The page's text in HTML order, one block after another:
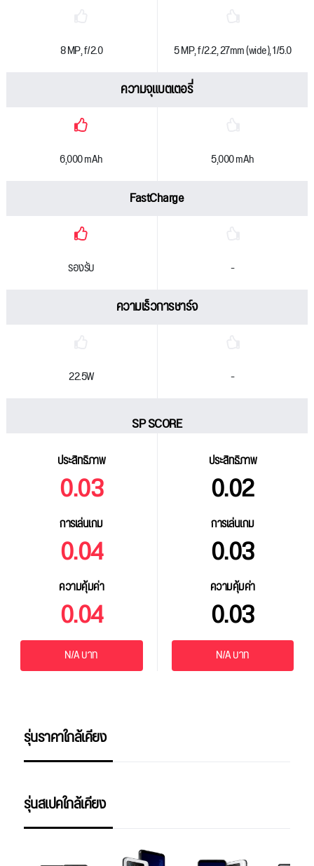
8 MP, f/2.0 5 MP, f/2.2, 27mm (wide), 1/5.0
ความจุแบตเตอรี่
6,000 mAh 5,000 mAh
FastCharge
รองรับ -
ความเร็วการชาร์จ
22.5W -
SP SCORE
ประสิทธิภาพ
0.03
การเล่นเกม
0.04
ความคุ้มค่า
0.04
ประสิทธิภาพ
0.02
การเล่นเกม
0.03
ความคุ้มค่า
0.03
N/A บาท N/A บาท
รุ่นราคาใกล้เคียง
รุ่นสเปคใกล้เคียง